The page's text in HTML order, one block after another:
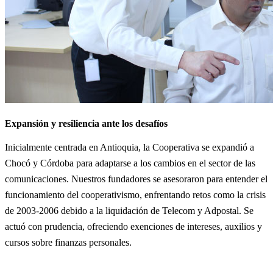
Expansión y resiliencia ante los desafíos
Inicialmente centrada en Antioquia, la Cooperativa se expandió a
Chocó y Córdoba para adaptarse a los cambios en el sector de las
comunicaciones. Nuestros fundadores se asesoraron para entender el
funcionamiento del cooperativismo, enfrentando retos como la crisis
de 2003-2006 debido a la liquidación de Telecom y Adpostal. Se
actuó con prudencia, ofreciendo exenciones de intereses, auxilios y
cursos sobre finanzas personales.